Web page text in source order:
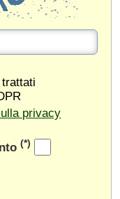
privacy
(*)